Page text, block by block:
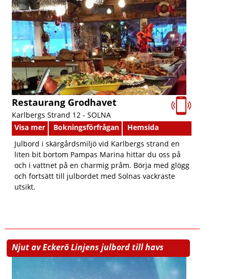
Restaurang Grodhavet
Karlbergs Strand 12 - SOLNA
Visa mer
Bokningsförfrågan
Hemsida
Julbord i skärgårdsmiljö vid Karlbergs strand en
liten bit bortom Pampas Marina hittar du oss på
och i vattnet på en charmig pråm. Börja med glögg
och fortsätt till julbordet med Solnas vackraste
utsikt.
Njut av Eckerö Linjens julbord till havs